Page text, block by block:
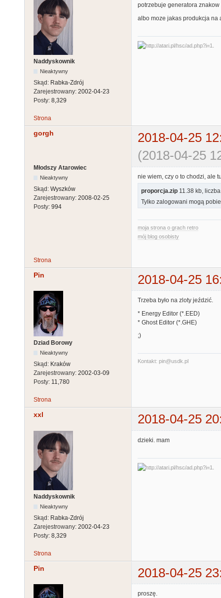
Naddyskownik
Nieaktywny
Skąd: Rabka-Zdrój
Zarejestrowany: 2002-04-23
Posty: 8,329
potrzebuje generatora
albo moze jakas produkcja na
Strona
gorgh
2018-04-25
(2018-04-25
Młodszy Atarowiec
Nieaktywny
Skąd: Wyszków
Zarejestrowany: 2008-02-25
Posty: 994
nie wiem, czy o to chodzi, ale
proporcja.zip 11.38 kb,
Tylko zalogowani mogą
moja strona o grach retro
mój blog osobisty
Strona
Pin 2018-04-25
Dziad Borowy
Nieaktywny
Skąd: Kraków
Zarejestrowany: 2002-03-09
Posty: 11,780
Trzeba było na zloty jeździć.
* Energy Editor (*.EED)
* Ghost Editor (*.GHE)
;)
Kontakt: pin@usdk.pl
Strona
xxl 2018-04-25
Naddyskownik
Nieaktywny
Skąd: Rabka-Zdrój
Zarejestrowany: 2002-04-23
Posty: 8,329
dzieki. mam
Strona
Pin 2018-04-25
proszę.